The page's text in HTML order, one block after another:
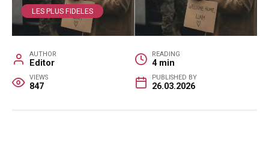
LES PLUS FIDELES
AUTHOR
Editor
READING
4 min
VIEWS
847
PUBLISHED BY
26.03.2026